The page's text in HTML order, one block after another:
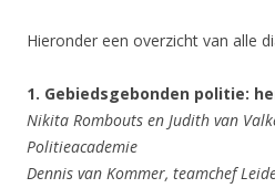
Hieronder een overzicht van alle
1. Gebiedsgebonden politie:
Nikita Rombouts en Judith van
Politieacademie
Dennis van Kommer, teamchef